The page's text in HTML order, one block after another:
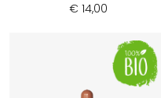
€ 14,00